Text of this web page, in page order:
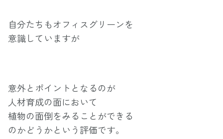
自分たちもオフィスグリーンを
意識していますが
意外とポイントとなるのが
人材育成の面において
植物の面倒をみることができる
のかどうかという評価です。